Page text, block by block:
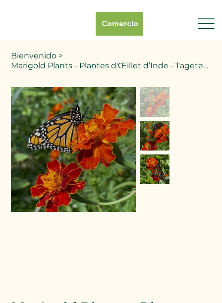
Comercio
Bienvenido >
Marigold Plants - Plantes d'Œillet d’Inde - Tagetes patula